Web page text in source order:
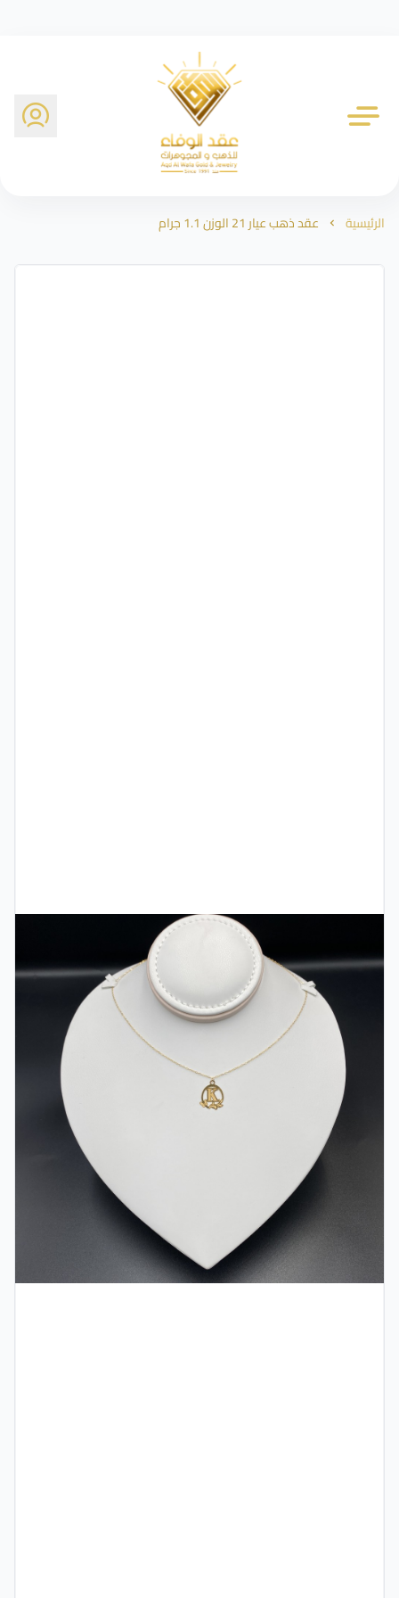
شركة عقد الوفاء للذهب
الرئيسية عقد ذهب عيار 21 الوزن 1.1 جرام